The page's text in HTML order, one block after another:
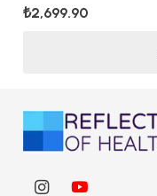
₺2,699.90